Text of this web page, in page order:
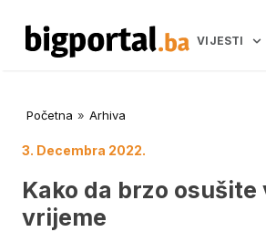
VIJESTI
Početna » Arhiva
3. Decembra 2022.
Kako da brzo
vrijeme